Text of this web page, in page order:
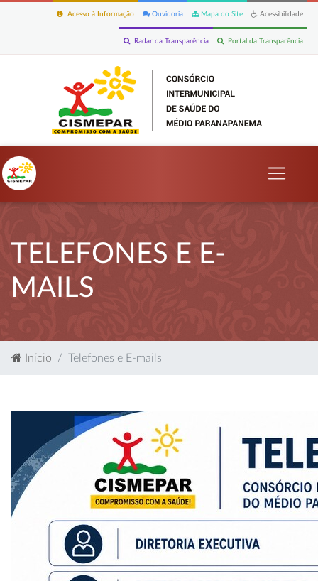
Acessibilidade
Mapa do Site
Ouvidoria
Acesso à Informação
Portal da Transparência
Radar da Transparência
TELEFONES E E-
MAILS
Início Telefones e E-mails